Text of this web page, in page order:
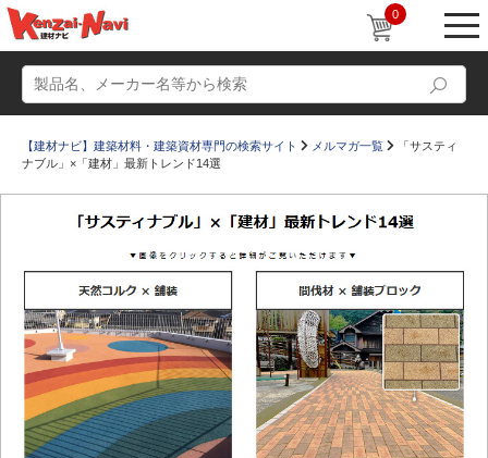
0
動画 ショールーム
かたなび コラム
すまいリング 設計士インタビュー
Q＆A 販売・施工代理店募集
お気に入り
【建材ナビ】建築材料・建築資材専門の検索サイト メルマガ一覧
「サスティ
ナブル」×「建材」最新トレンド14選